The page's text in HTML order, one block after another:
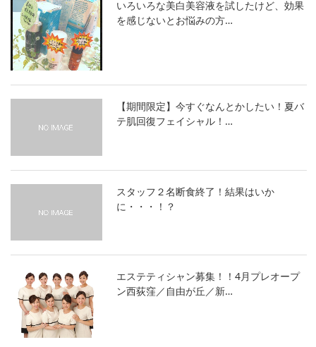
いろいろな美白美容液を試したけど、効果
を感じないとお悩みの方…
【期間限定】今すぐなんとかしたい！夏バ
テ肌回復フェイシャル！…
スタッフ２名断食終了！結果はいか
に・・・！？
エステティシャン募集！！4月プレオープ
ン西荻窪／自由が丘／新…